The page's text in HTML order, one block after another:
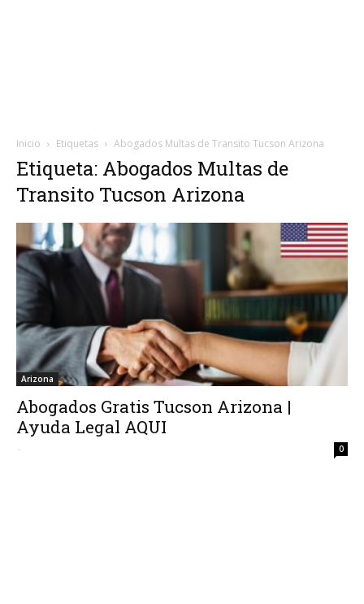
Inicio Etiquetas Abogados Multas de Transito Tucson Arizona
Etiqueta: Abogados Multas de
Transito Tucson Arizona
Arizona
Abogados Gratis Tucson Arizona |
Ayuda Legal AQUI
- 0